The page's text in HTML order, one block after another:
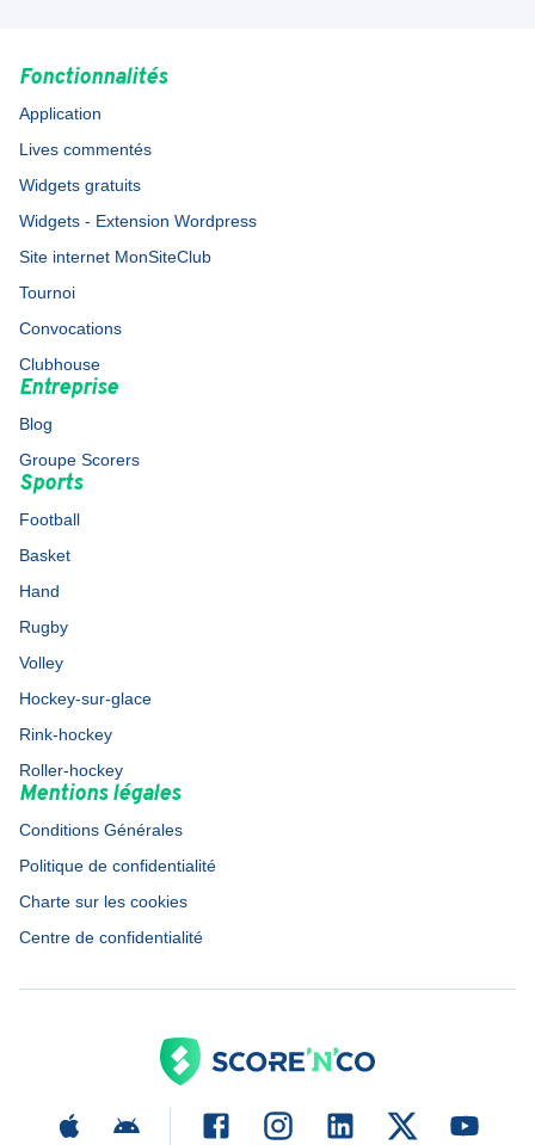
Fonctionnalités
Application
Lives commentés
Widgets gratuits
Widgets - Extension Wordpress
Site internet MonSiteClub
Tournoi
Convocations
Clubhouse
Entreprise
Blog
Groupe Scorers
Sports
Football
Basket
Hand
Rugby
Volley
Hockey-sur-glace
Rink-hockey
Roller-hockey
Mentions légales
Conditions Générales
Politique de confidentialité
Charte sur les cookies
Centre de confidentialité